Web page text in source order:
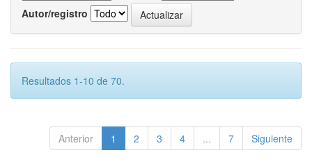
Autor/registro
Resultados 1-10 de 70.
Anterior 1 2 3 4 ... 7 Siguiente